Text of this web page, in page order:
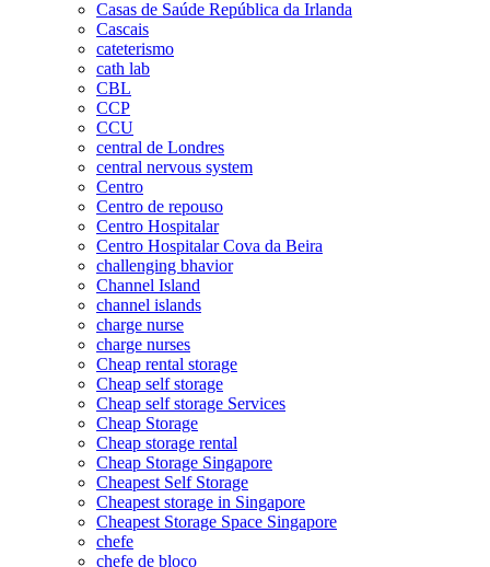
Casas de Saúde República da Irlanda
Cascais
cateterismo
cath lab
CBL
CCP
CCU
central de Londres
central nervous system
Centro
Centro de repouso
Centro Hospitalar
Centro Hospitalar Cova da Beira
challenging bhavior
Channel Island
channel islands
charge nurse
charge nurses
Cheap rental storage
Cheap self storage
Cheap self storage Services
Cheap Storage
Cheap storage rental
Cheap Storage Singapore
Cheapest Self Storage
Cheapest storage in Singapore
Cheapest Storage Space Singapore
chefe
chefe de bloco